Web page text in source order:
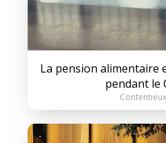
La pension alimentaire
pendant le